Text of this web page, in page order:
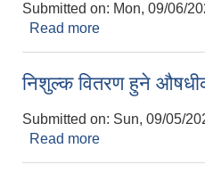
Submitted on: Mon, 09/06/
Read more
निशुल्क वितरण हुने
Submitted on: Sun, 09/05/
Read more